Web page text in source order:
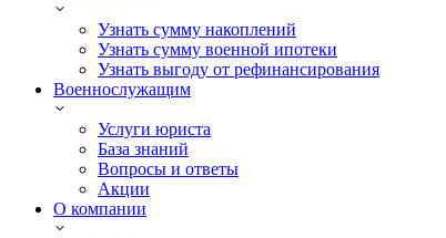
Узнать сумму накоплений
Узнать сумму военной ипотеки
Узнать выгоду от рефинансирования
Военнослужащим
Услуги юриста
База знаний
Вопросы и ответы
Акции
О компании